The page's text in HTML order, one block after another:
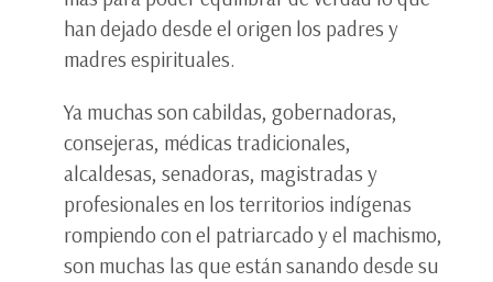
han dejado desde el origen los padres y
madres espirituales.
Ya muchas son cabildas, gobernadoras,
consejeras, médicas tradicionales,
alcaldesas, senadoras, magistradas y
profesionales en los territorios indígenas
rompiendo con el patriarcado y el machismo,
son muchas las que están sanando desde su